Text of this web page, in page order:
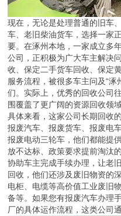
现在，无论是处理普通的旧车
车、老旧柴油货车，选择一家
要。在涿州本地，一家成立多
公司，正积极为广大车主解决
收、保定二手货车回收、保定
服务流程，被很多车主问及“
们。实际上，优秀的回收公司
围覆盖了更广阔的资源回收领域
具体来看，这家公司长期回收
报废汽车、报废货车、报废电
报废电动三轮车，他们都能提
放不达标、政策要求提前淘汰
协助车主完成手续办理，让老
回收，他们还涉及废旧物资的
电柜、电缆等高价值工业废旧
备等。如果您有报废汽车办理
厂的具体运作流程，这类公司